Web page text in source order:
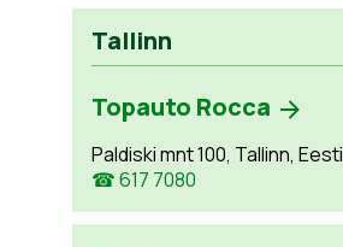
Tallinn
Topauto Rocca
Paldiski mnt 100, Tallinn, Eesti
☎ 617 7080